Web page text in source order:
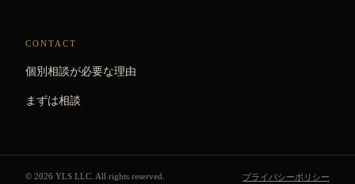
CONTACT
個別相談が必要な理由
まずは相談
© 2026 YLS LLC. All rights reserved. プライバシーポリシー